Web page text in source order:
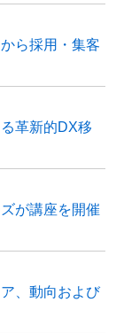
ら採用・集客
革新的DX移
が講座を開催
、動向および